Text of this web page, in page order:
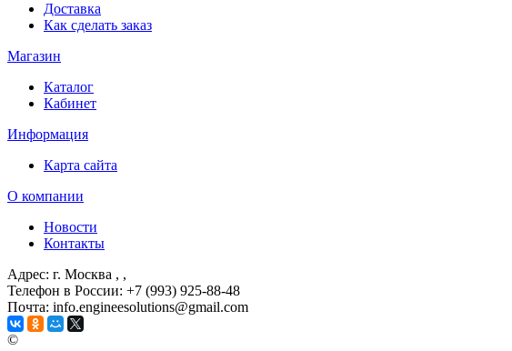
Доставка
Как сделать заказ
Магазин
Каталог
Кабинет
Информация
Карта сайта
О компании
Новости
Контакты
Адрес: г. Москва , ,
Телефон в России: +7 (993) 925-88-48
Почта: info.engineesolutions@gmail.com
©